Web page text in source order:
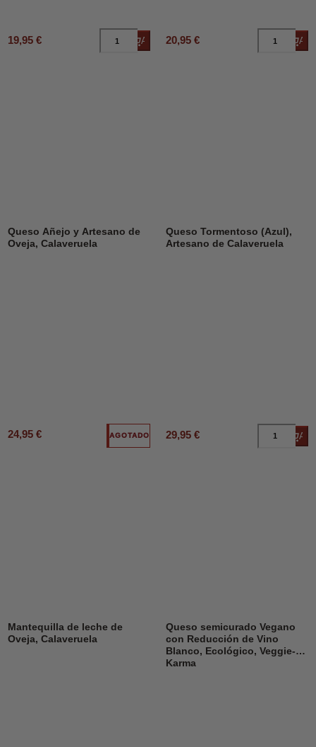
19,95 € Añadir al carrito
20,95 €
Queso Añejo y Artesano de
Oveja, Calaveruela
24,95 € AGOTADO
Queso Tormentoso (Azul),
Artesano de Calaveruela
29,95 €
Mantequilla de leche de
Oveja, Calaveruela
Queso semicurado Vegano
con Reducción de Vino
Blanco, Ecológico, Veggie-
Karma